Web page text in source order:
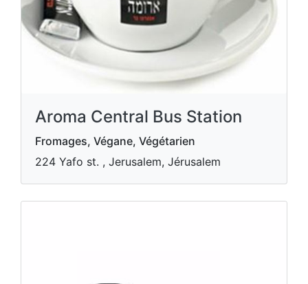
Aroma Central Bus Station
Fromages, Végane, Végétarien
224 Yafo st. , Jerusalem, Jérusalem